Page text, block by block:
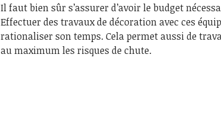
Il faut bien sûr s’assurer d’avoir le budget
Effectuer des travaux de décoration avec ces
rationaliser son temps. Cela permet aussi de
au maximum les risques de chute.